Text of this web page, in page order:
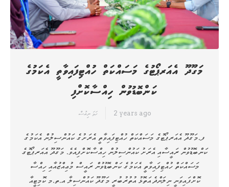
މަގޫދޫ އެއަރޕޯޓުގެ މަސައްކަތް ހުއްޓިފައިވާތީ އެކަމުގެ
ކަންބޮޑުވުން ހިއްސާކޮށްފި
ހަމަ ނިއުސް 2 years ago
ފ.މަގޫދޫ އެއަރޕޯޓުގެ މަސައްކަތް ހުއްޓިފައިވާތީ އެރަށުގެ ކައުންސިލުން އެކަމުގެ
ކަންބޮޑުވުން ރައީސާއި އެރަށު ކައުންސިލުން ހިއްސާކޮށްފިއެވެ. މަގޫދޫ އެއަރޕޯޓުގެ
މަސައްކަތް ހުއްޓިފައިވާތީ އެކަމުގެ ކަންބޮޑުވުން ރައީސް މުޢިއްޒުއާއި ހިއްސާ
ކޮށްފައިވަނީ ނިލަންދެ އަތޮޅު އުތުރުބުރީ މަގޫދޫ ކައުންސިލާ އ.ތ.މ ކޮމިޓީއާ